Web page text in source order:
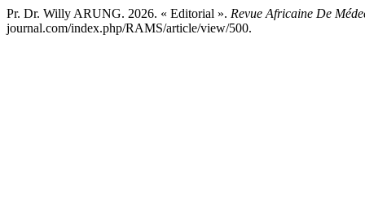
Pr. Dr. Willy ARUNG. 2026. « Editorial ». Revue Africaine De
journal.com/index.php/RAMS/article/view/500.